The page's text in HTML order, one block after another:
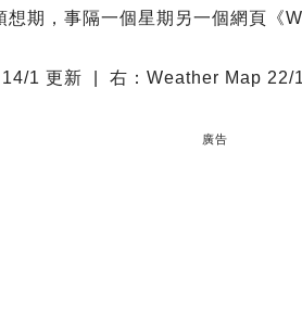
想期，事隔一個星期另一個網頁《
14/1 更新 | 右：Weather Map 22/
廣告